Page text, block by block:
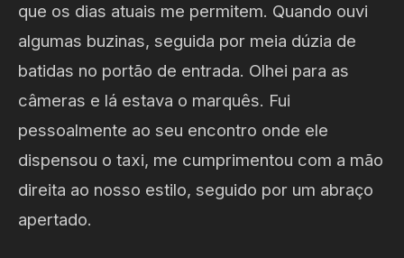
que os dias atuais me permitem. Quando ouvi
algumas buzinas, seguida por meia dúzia de
batidas no portão de entrada. Olhei para as
câmeras e lá estava o marquês. Fui
pessoalmente ao seu encontro onde ele
dispensou o taxi, me cumprimentou com a mão
direita ao nosso estilo, seguido por um abraço
apertado.